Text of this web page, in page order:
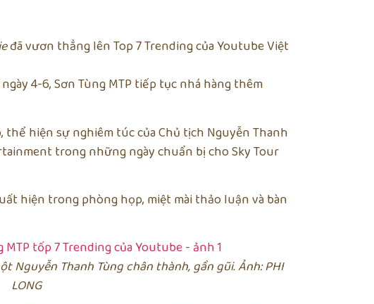
đã vươn thẳng lên Top 7 Trending của Youtube Việt
4-6, Sơn Tùng MTP tiếp tục nhá hàng thêm
hiện sự nghiêm túc của Chủ tịch Nguyễn Thanh
trong những ngày chuẩn bị cho Sky Tour
hiện trong phòng họp, miệt mài thảo luận và bàn
Nguyễn Thanh Tùng chân thành, gần gũi. Ảnh: PHI
LONG